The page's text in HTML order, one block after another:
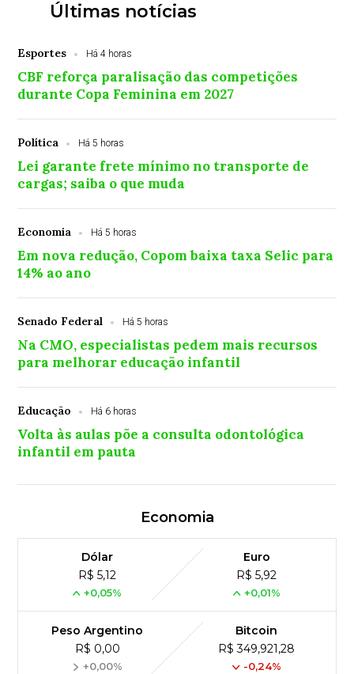
Últimas notícias
Esportes Há 4 horas
CBF reforça paralisação das competições
durante Copa Feminina em 2027
Política Há 5 horas
Lei garante frete mínimo no transporte de
cargas; saiba o que muda
Economia Há 5 horas
Em nova redução, Copom baixa taxa Selic para
14% ao ano
Senado Federal Há 5 horas
Na CMO, especialistas pedem mais recursos
para melhorar educação infantil
Educação Há 6 horas
Volta às aulas põe a consulta odontológica
infantil em pauta
Economia
Dólar
R$ 5,12
+0,05%
Euro
R$ 5,92
+0,01%
Peso Argentino
R$ 0,00
+0,00%
Bitcoin
R$ 349,921,28
-0,24%